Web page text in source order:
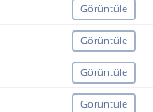
Görüntüle
Görüntüle
Görüntüle
Görüntüle